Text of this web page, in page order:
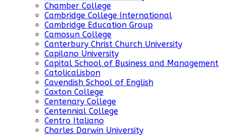
Chamber College
Cambridge College International
Cambridge Education Group
Camosun College
Canterbury Christ Church University
Capilano University
Capital School of Business and Management
CatolicaLisbon
Cavendish School of English
Caxton College
Centenary College
Centennial College
Centro Italiano
Charles Darwin University